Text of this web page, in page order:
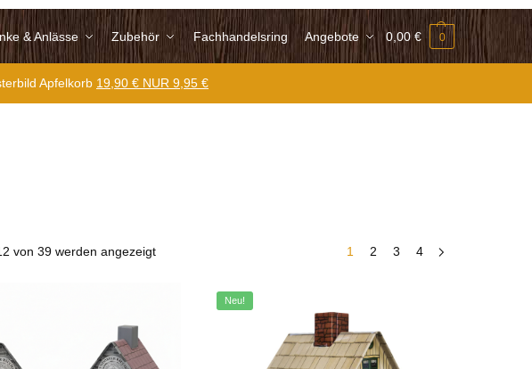
& Anlässe Zubehör Fachhandelsring Angebote 0,00 € 0
Apfelkorb 19,90 € NUR 9,95 €
von 39 werden angezeigt 1 2 3 4
Neu!